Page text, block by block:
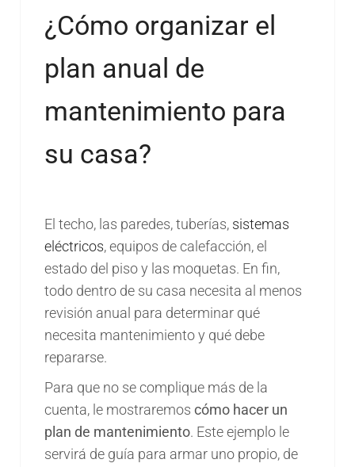
¿Cómo organizar el
plan anual de
mantenimiento para
su casa?
El techo, las paredes, tuberías, sistemas
eléctricos, equipos de calefacción, el
estado del piso y las moquetas. En fin,
todo dentro de su casa necesita al menos
revisión anual para determinar qué
necesita mantenimiento y qué debe
repararse.
Para que no se complique más de la
cuenta, le mostraremos cómo hacer un
plan de mantenimiento. Este ejemplo le
servirá de guía para armar uno propio, de